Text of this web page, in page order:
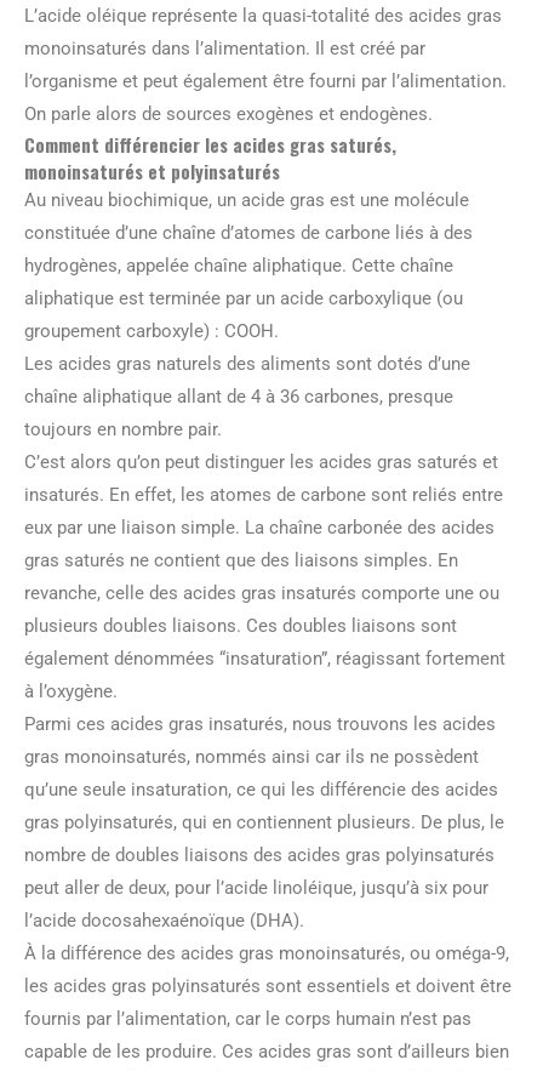
L’acide oléique représente la quasi-totalité des acides gras
monoinsaturés dans l’alimentation. Il est créé par
l’organisme et peut également être fourni par l’alimentation.
On parle alors de sources exogènes et endogènes.
Comment différencier les acides gras saturés,
monoinsaturés et polyinsaturés
Au niveau biochimique, un acide gras est une molécule
constituée d’une chaîne d’atomes de carbone liés à des
hydrogènes, appelée chaîne aliphatique. Cette chaîne
aliphatique est terminée par un acide carboxylique (ou
groupement carboxyle) : COOH.
Les acides gras naturels des aliments sont dotés d’une
chaîne aliphatique allant de 4 à 36 carbones, presque
toujours en nombre pair.
C’est alors qu’on peut distinguer les acides gras saturés et
insaturés. En effet, les atomes de carbone sont reliés entre
eux par une liaison simple. La chaîne carbonée des acides
gras saturés ne contient que des liaisons simples. En
revanche, celle des acides gras insaturés comporte une ou
plusieurs doubles liaisons. Ces doubles liaisons sont
également dénommées “insaturation”, réagissant fortement
à l’oxygène.
Parmi ces acides gras insaturés, nous trouvons les acides
gras monoinsaturés, nommés ainsi car ils ne possèdent
qu’une seule insaturation, ce qui les différencie des acides
gras polyinsaturés, qui en contiennent plusieurs. De plus, le
nombre de doubles liaisons des acides gras polyinsaturés
peut aller de deux, pour l’acide linoléique, jusqu’à six pour
l’acide docosahexaénoïque (DHA).
À la différence des acides gras monoinsaturés, ou oméga-9,
les acides gras polyinsaturés sont essentiels et doivent être
fournis par l’alimentation, car le corps humain n’est pas
capable de les produire. Ces acides gras sont d’ailleurs bien